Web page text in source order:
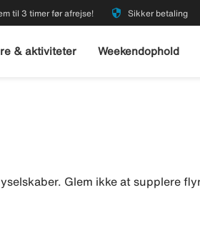
til 3 timer før afrejse! security Sikker betaling
& aktiviteter Weekendophold
Glem ikke at supplere